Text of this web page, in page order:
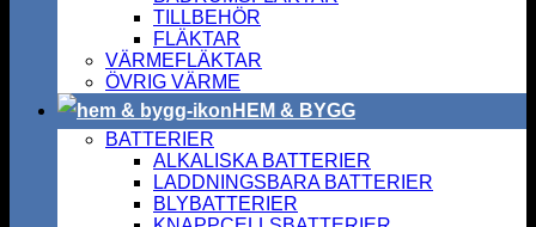
TILLBEHÖR
FLÄKTAR
VÄRMEFLÄKTAR
ÖVRIG VÄRME
HEM & BYGG
BATTERIER
ALKALISKA BATTERIER
LADDNINGSBARA BATTERIER
BLYBATTERIER